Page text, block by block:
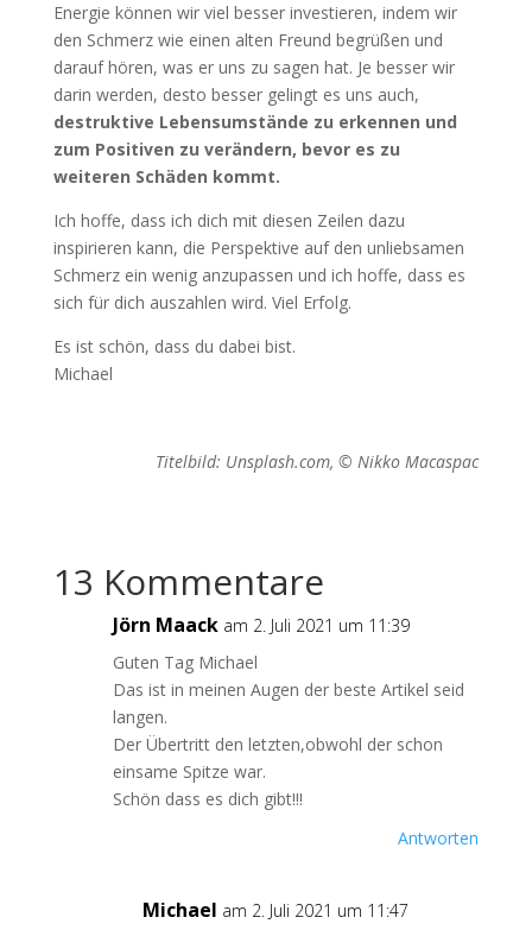
Energie können wir viel besser investieren, indem wir
den Schmerz wie einen alten Freund begrüßen und
darauf hören, was er uns zu sagen hat. Je besser wir
darin werden, desto besser gelingt es uns auch,
destruktive Lebensumstände zu erkennen und
zum Positiven zu verändern, bevor es zu
weiteren Schäden kommt.
Ich hoffe, dass ich dich mit diesen Zeilen dazu
inspirieren kann, die Perspektive auf den unliebsamen
Schmerz ein wenig anzupassen und ich hoffe, dass es
sich für dich auszahlen wird. Viel Erfolg.
Es ist schön, dass du dabei bist.
Michael
Titelbild: Unsplash.com, © Nikko Macaspac
13 Kommentare
Jörn Maack am 2. Juli 2021 um 11:39
Guten Tag Michael
Das ist in meinen Augen der beste Artikel seid
langen.
Der Übertritt den letzten,obwohl der schon
einsame Spitze war.
Schön dass es dich gibt!!!
Antworten
Michael am 2. Juli 2021 um 11:47